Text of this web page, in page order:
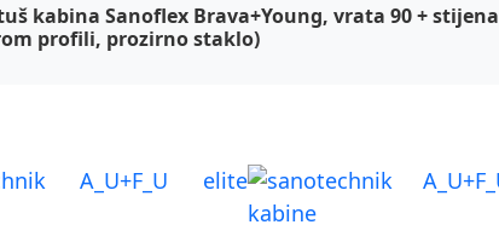
kabina Sanoflex Brava+Young, vrata 90 + stijena
profili, prozirno staklo)